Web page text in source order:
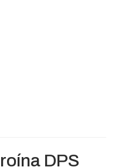
DPS